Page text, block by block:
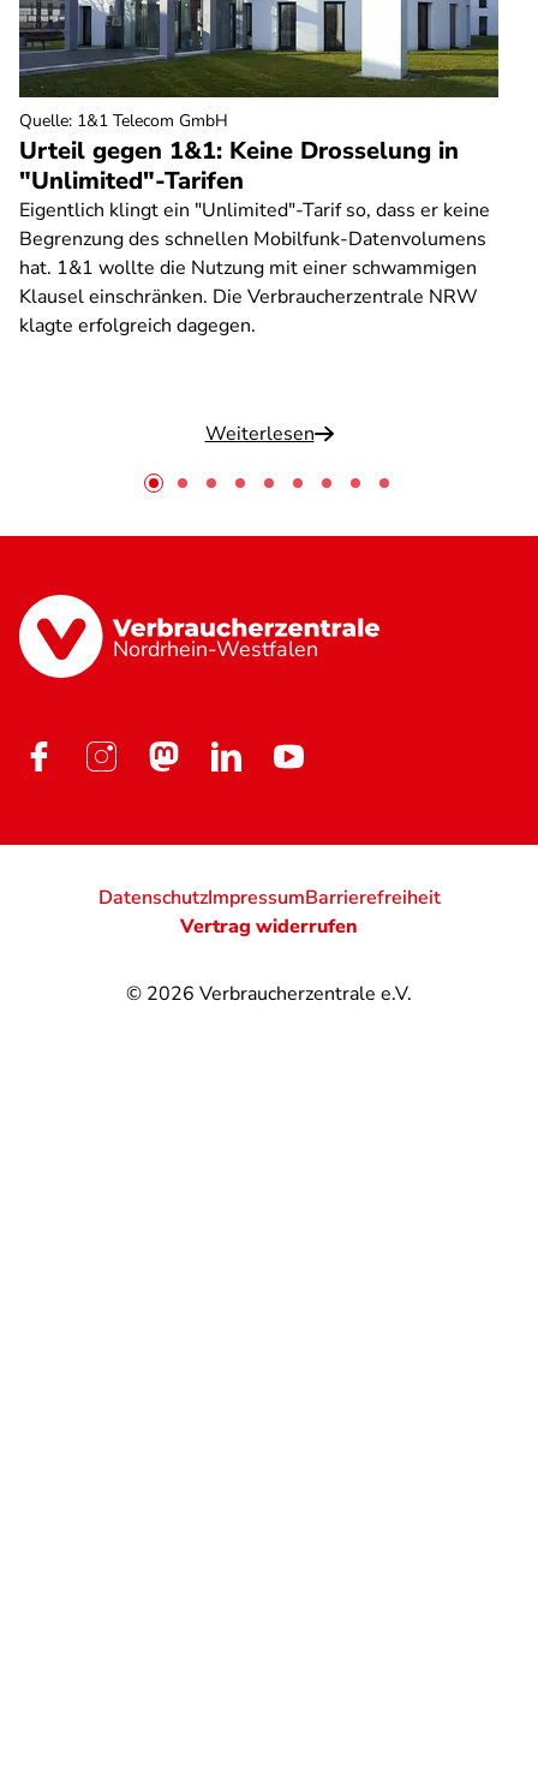
Urteil gegen 1&1: Keine Drosselung in
"Unlimited"-Tarifen
Eigentlich klingt ein "Unlimited"-Tarif so, dass er keine
Begrenzung des schnellen Mobilfunk-Datenvolumens
hat. 1&1 wollte die Nutzung mit einer schwammigen
Klausel einschränken. Die Verbraucherzentrale NRW
klagte erfolgreich dagegen.
Weiterlesen
Quelle: 1&1 Telecom GmbH
Nordrhein-Westfalen
© 2026 Verbraucherzentrale e.V.
DatenschutzImpressumBarrierefreiheit
Vertrag widerrufen